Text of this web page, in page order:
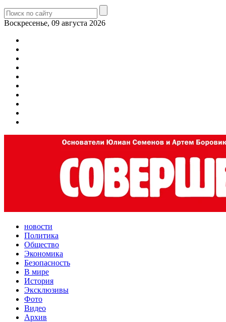
Воскресенье, 09 августа 2026
новости
Политика
Общество
Экономика
Безопасность
В мире
История
Эксклюзивы
Фото
Видео
Архив